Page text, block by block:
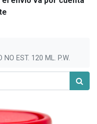
NO EST. 120 ML. P.W.